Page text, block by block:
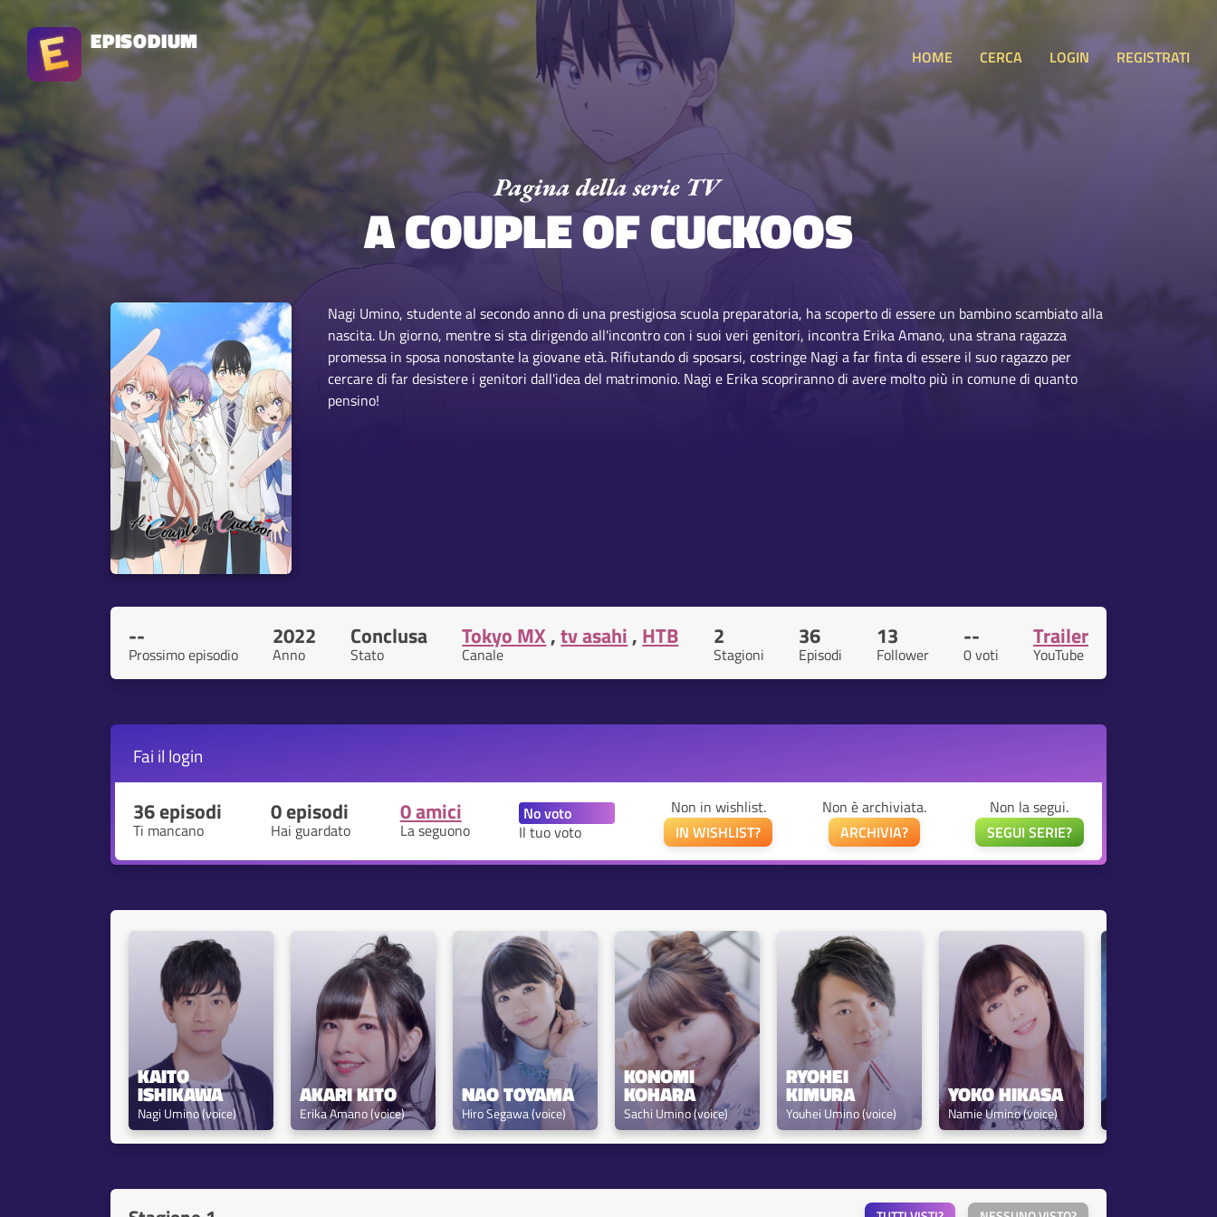
EPISODIUM
HOME CERCA LOGIN REGISTRATI
A COUPLE OF CUCKOOS
Nagi Umino, studente al secondo anno di una prestigiosa scuola preparatoria, ha scoperto di essere un bambino scambiato alla
nascita. Un giorno, mentre si sta dirigendo all'incontro con i suoi veri genitori, incontra Erika Amano, una strana ragazza
promessa in sposa nonostante la giovane età. Rifiutando di sposarsi, costringe Nagi a far finta di essere il suo ragazzo per
cercare di far desistere i genitori dall'idea del matrimonio. Nagi e Erika scopriranno di avere molto più in comune di quanto
pensino!
--
Prossimo episodio
2022
Anno
Conclusa
Stato
Tokyo MX,tv asahi, HTB
Canale
2
Stagioni
36
Episodi
13
Follower
--
0 voti
Trailer
YouTube
Fai il login
36 episodi
Ti mancano
0 episodi
Hai guardato
0 amici
La seguono Il tuo voto
Non in wishlist.
IN WISHLIST?
Non è archiviata.
ARCHIVIA?
Non la segui.
SEGUI SERIE?
KAITO
ISHIKAWA
Nagi Umino (voice)
AKARI KITO
Erika Amano (voice)
NAO TOYAMA
Hiro Segawa (voice)
KONOMI
KOHARA
Sachi Umino (voice)
RYOHEI
KIMURA
Youhei Umino (voice)
YOKO HIKASA
Namie Umino (voice)